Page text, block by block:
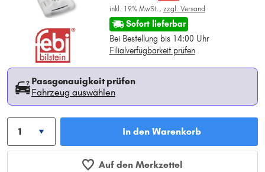
inkl. 19% MwSt., zzgl. Versand
Sofort lieferbar
Bei Bestellung bis 14:00 Uhr
Filialverfügbarkeit prüfen
Passgenauigkeit prüfen
Fahrzeug auswählen
In den Warenkorb
Auf den Merkzettel